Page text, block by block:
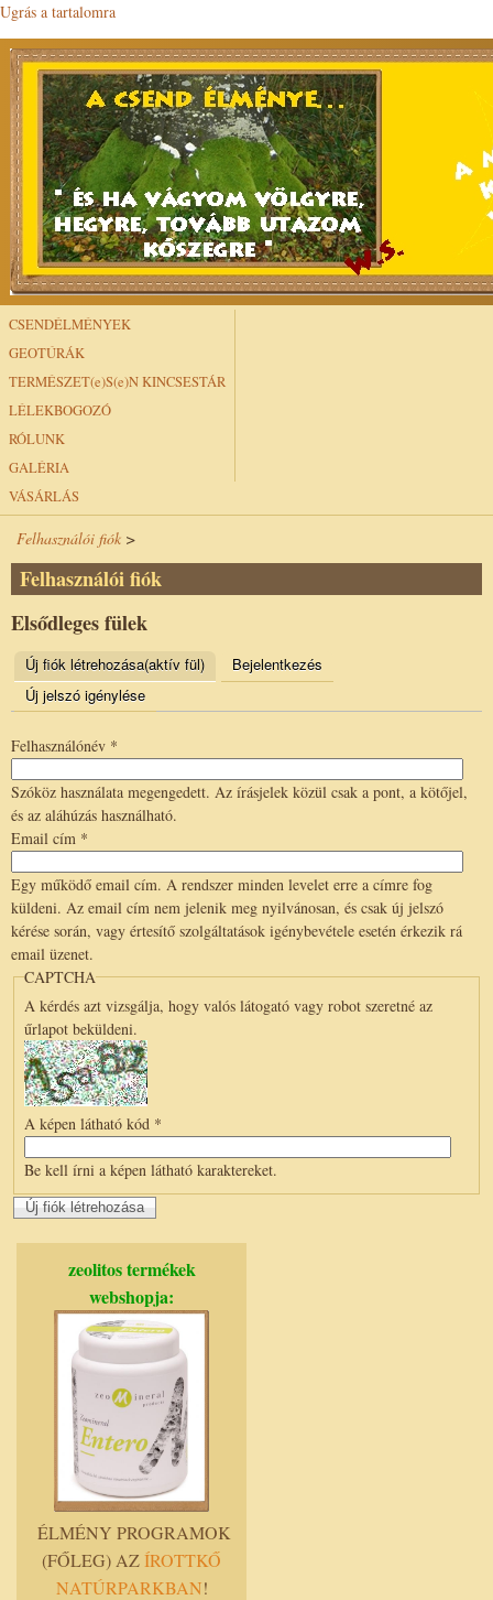
Ugrás a tartalomra
CSENDÉLMÉNYEK
GEOTÚRÁK
TERMÉSZET(e)S(e)N KINCSESTÁR
LÉLEKBOGOZÓ
RÓLUNK
GALÉRIA
VÁSÁRLÁS
Felhasználói fiók >
Felhasználói fiók
Elsődleges fülek
Új fiók létrehozása(aktív fül)
Bejelentkezés
Új jelszó igénylése
Felhasználónév *
Szóköz használata megengedett. Az írásjelek közül csak a pont, a kötőjel,
és az aláhúzás használható.
Email cím *
Egy működő email cím. A rendszer minden levelet erre a címre fog
küldeni. Az email cím nem jelenik meg nyilvánosan, és csak új jelszó
kérése során, vagy értesítő szolgáltatások igénybevétele esetén érkezik rá
email üzenet.
CAPTCHA
A kérdés azt vizsgálja, hogy valós látogató vagy robot szeretné az
űrlapot beküldeni.
A képen látható kód *
Be kell írni a képen látható karaktereket.
zeolitos termékek
webshopja:
ÉLMÉNY PROGRAMOK
(FŐLEG) AZÍROTTKŐ
NATÚRPARKBAN!